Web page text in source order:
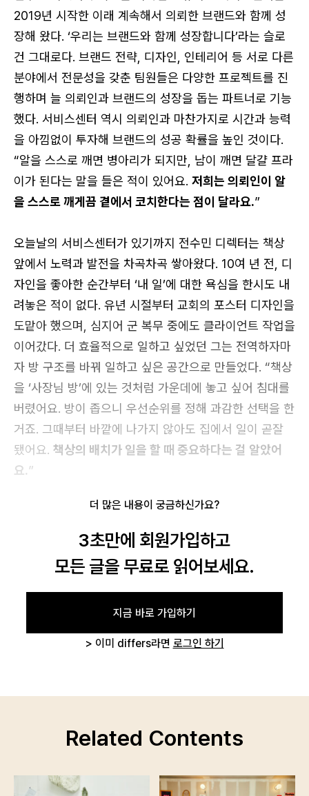
2019년 시작한 이래 계속해서 의뢰한 브랜드와 함께 성
장해 왔다. ‘우리는 브랜드와 함께 성장합니다’라는 슬로
건 그대로다. 브랜드 전략, 디자인, 인테리어 등 서로 다른
분야에서 전문성을 갖춘 팀원들은 다양한 프로젝트를 진
행하며 늘 의뢰인과 브랜드의 성장을 돕는 파트너로 기능
했다. 서비스센터 역시 의뢰인과 마찬가지로 시간과 능력
을 아낌없이 투자해 브랜드의 성공 확률을 높인 것이다.
“알을 스스로 깨면 병아리가 되지만, 남이 깨면 달걀 프라
이가 된다는 말을 들은 적이 있어요. 저희는 의뢰인이 알
을 스스로 깨게끔 곁에서 코치한다는 점이 달라요.”
오늘날의 서비스센터가 있기까지 전수민 디렉터는 책상
앞에서 노력과 발전을 차곡차곡 쌓아왔다. 10여 년 전, 디
자인을 좋아한 순간부터 ‘내 일’에 대한 욕심을 한시도 내
려놓은 적이 없다. 유년 시절부터 교회의 포스터 디자인을
도맡아 했으며, 심지어 군 복무 중에도 클라이언트 작업을
이어갔다. 더 효율적으로 일하고 싶었던 그는 전역하자마
자 방 구조를 바꿔 일하고 싶은 공간으로 만들었다. “책상
을 ‘사장님 방’에 있는 것처럼 가운데에 놓고 싶어 침대를
버렸어요. 방이 좁으니 우선순위를 정해 과감한 선택을 한
거죠. 그때부터 바깥에 나가지 않아도 집에서 일이 곧잘
됐어요. 책상의 배치가 일을 할 때 중요하다는 걸 알았어
요.”
더 많은 내용이 궁금하신가요?
3초만에 회원가입하고
모든 글을 무료로 읽어보세요.
지금 바로 가입하기
> 이미 differs라면 로그인 하기
Related Contents
로그인 상태 유지
회원가입 비밀번호 찾기